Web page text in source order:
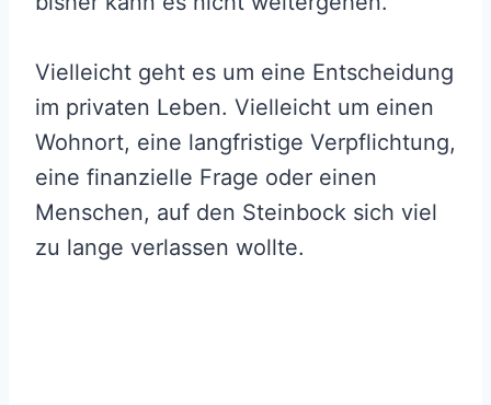
Vielleicht geht es um eine Entscheidung
im privaten Leben. Vielleicht um einen
Wohnort, eine langfristige Verpflichtung,
eine finanzielle Frage oder einen
Menschen, auf den Steinbock sich viel
zu lange verlassen wollte.